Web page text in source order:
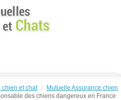
et chat /
Mutuelle Assurance chien
des chiens dangereux en France